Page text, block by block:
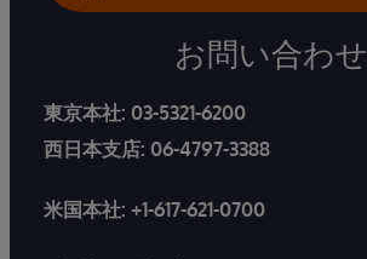
お問い合わせ
東京本社: 03-5321-6200
西日本支店: 06-4797-3388
米国本社: +1-617-621-0700